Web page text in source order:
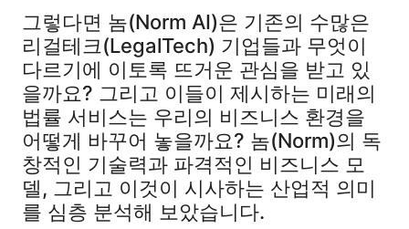
그렇다면 놈(Norm AI)은 기존의 수많은
리걸테크(LegalTech) 기업들과 무엇이
다르기에 이토록 뜨거운 관심을 받고 있
을까요? 그리고 이들이 제시하는 미래의
법률 서비스는 우리의 비즈니스 환경을
어떻게 바꾸어 놓을까요? 놈(Norm)의 독
창적인 기술력과 파격적인 비즈니스 모
델, 그리고 이것이 시사하는 산업적 의미
를 심층 분석해 보았습니다.